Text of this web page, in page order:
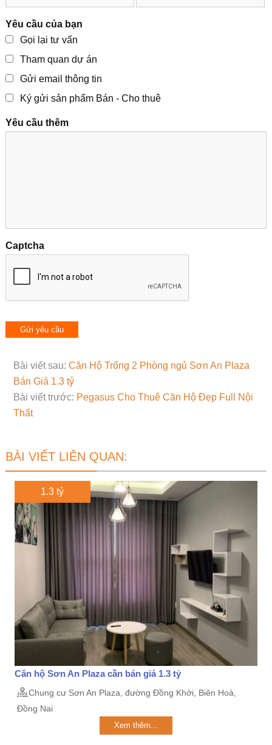
Yêu cầu của bạn
Gọi lại tư vấn
Tham quan dự án
Gửi email thông tin
Ký gửi sản phẩm Bán - Cho thuê
Yêu cầu thêm
Captcha
Bài viết sau: Căn Hộ Trống 2 Phòng ngủ Sơn An Plaza
Bán Giá 1.3 tỷ
Bài viết trước: Pegasus Cho Thuê Căn Hộ Đẹp Full Nội
Thất
BÀI VIẾT LIÊN QUAN:
1.3 tỷ
Căn hộ Sơn An Plaza cần bán giá 1.3 tỷ
Chung cư Sơn An Plaza, đường Đồng Khởi, Biên Hoà,
Đồng Nai
Xem thêm...